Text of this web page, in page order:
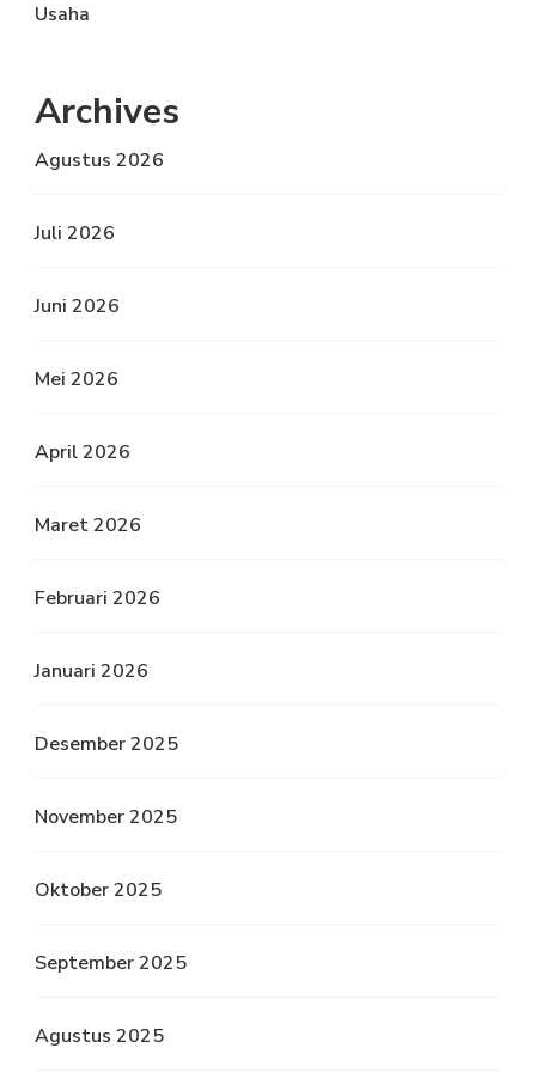
Usaha
Archives
Agustus 2026
Juli 2026
Juni 2026
Mei 2026
April 2026
Maret 2026
Februari 2026
Januari 2026
Desember 2025
November 2025
Oktober 2025
September 2025
Agustus 2025